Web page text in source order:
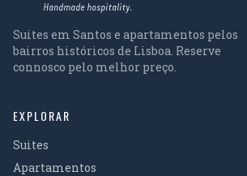
Handmade hospitality.
Suites em Santos e apartamentos pelos
bairros históricos de Lisboa. Reserve
connosco pelo melhor preço.
EXPLORAR
Suites
Apartamentos